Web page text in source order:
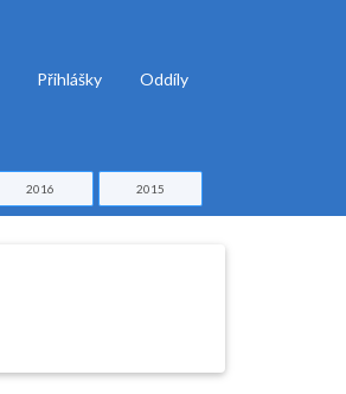
Přihlášky Oddíly
2016 2015